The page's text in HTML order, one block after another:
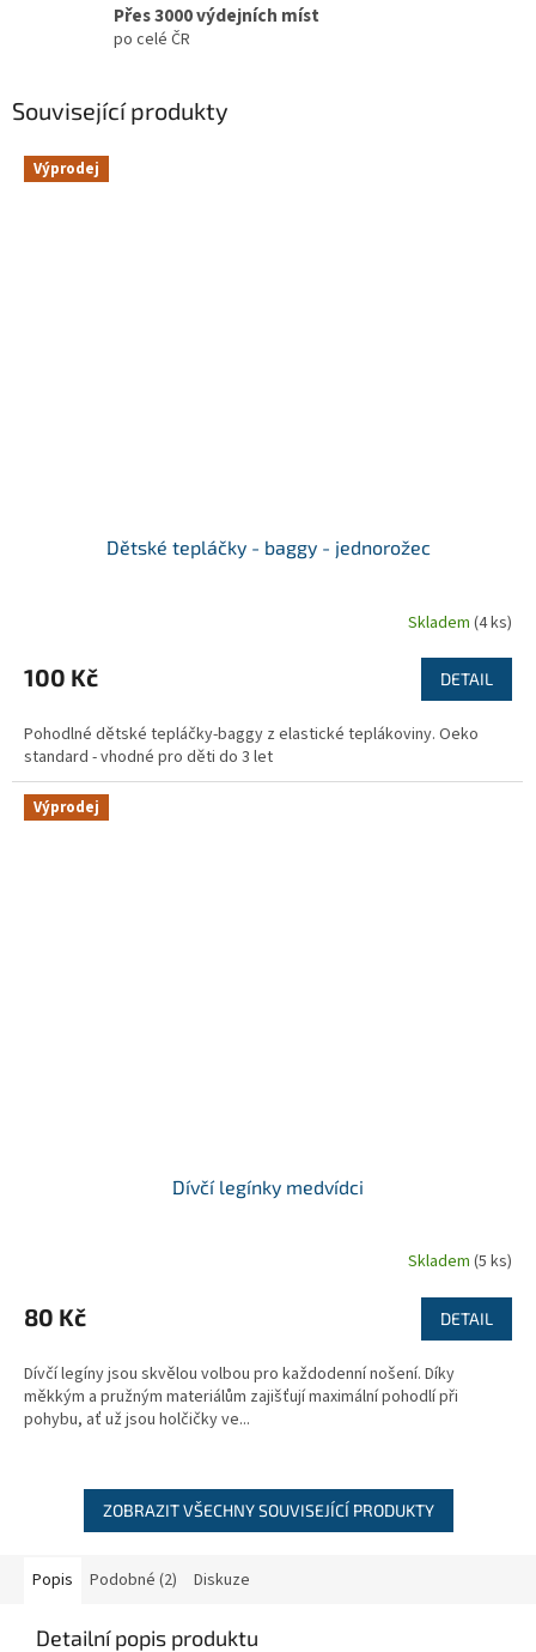
Přes 3000 výdejních míst
po celé ČR
Související produkty
Výprodej
Dětské tepláčky - baggy - jednorožec
Skladem (4 ks)
100 Kč DETAIL
Pohodlné dětské tepláčky-baggy z elastické teplákoviny. Oeko
standard - vhodné pro děti do 3 let
Výprodej
Dívčí legínky medvídci
Skladem (5 ks)
80 Kč DETAIL
Dívčí legíny jsou skvělou volbou pro každodenní nošení. Díky
měkkým a pružným materiálům zajišťují maximální pohodlí při
pohybu, ať už jsou holčičky ve...
ZOBRAZIT VŠECHNY SOUVISEJÍCÍ PRODUKTY
Popis Podobné (2) Diskuze
Detailní popis produktu